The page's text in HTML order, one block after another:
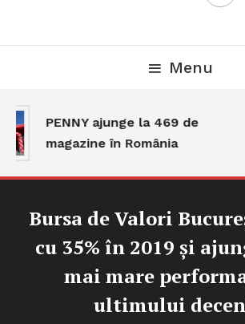
Menu
PENNY ajunge la 469 de
magazine în România
Bursa de Valori
cu 35% în 2019 și
mai mare
ultimului